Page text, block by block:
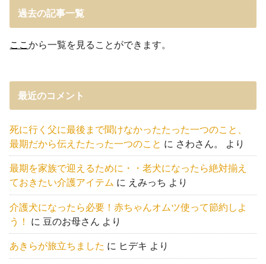
過去の記事一覧
ここから一覧を見ることができます。
最近のコメント
死に行く父に最後まで聞けなかったたった一つのこと、
最期だから伝えたたった一つのこと に さわさん。 より
最期を家族で迎えるために・・老犬になったら絶対揃え
ておきたい介護アイテム に えみっち より
介護犬になったら必要！赤ちゃんオムツ使って節約しよ
う！
に 豆のお母さん より
あきらが旅立ちました に ヒデキ より